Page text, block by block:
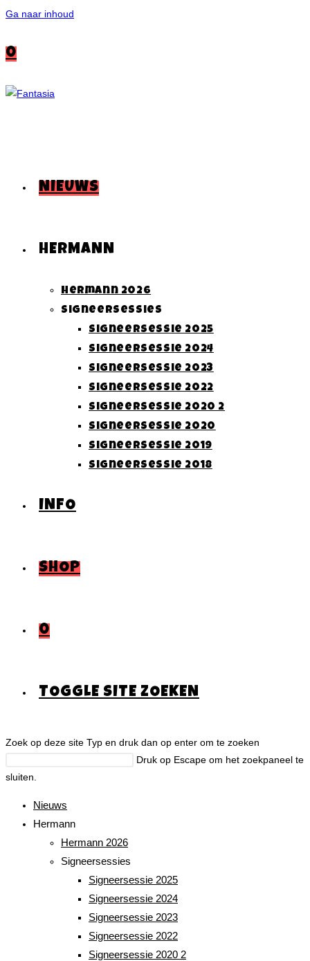
Ga naar inhoud
0
NIEUWS
HERMANN
Hermann 2026
Signeersessies
Signeersessie 2025
Signeersessie 2024
Signeersessie 2023
Signeersessie 2022
Signeersessie 2020 2
Signeersessie 2020
Signeersessie 2019
Signeersessie 2018
INFO
SHOP
0
TOGGLE SITE ZOEKEN
Zoek op deze site Typ en druk dan op enter om te zoeken
Druk op Escape om het zoekpaneel te
sluiten.
Nieuws
Hermann
Hermann 2026
Signeersessies
Signeersessie 2025
Signeersessie 2024
Signeersessie 2023
Signeersessie 2022
Signeersessie 2020 2